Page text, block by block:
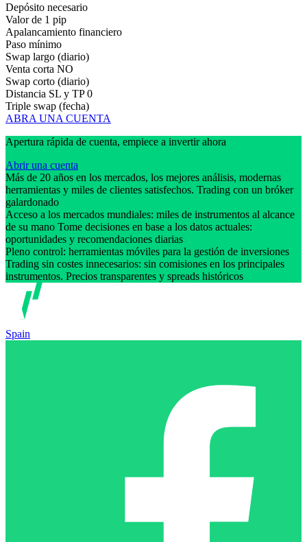
Depósito necesario
Valor de 1 pip
Apalancamiento financiero
Paso mínimo
Swap largo (diario)
Venta corta NO
Swap corto (diario)
Distancia SL y TP 0
Triple swap (fecha)
ABRA UNA CUENTA
Apertura rápida de cuenta, empiece a invertir ahora
Abrir una cuenta
Más de 20 años en los mercados, los mejores análisis, modernas
herramientas y miles de clientes satisfechos. Trading con un bróker
galardonado
Acceso a los mercados mundiales: miles de instrumentos al alcance
de su mano Tome decisiones en base a los datos actuales:
oportunidades y recomendaciones diarias
Pleno control: herramientas móviles para la gestión de inversiones
Trading sin costes innecesarios: sin comisiones en los principales
instrumentos. Precios transparentes y spreads históricos
Spain